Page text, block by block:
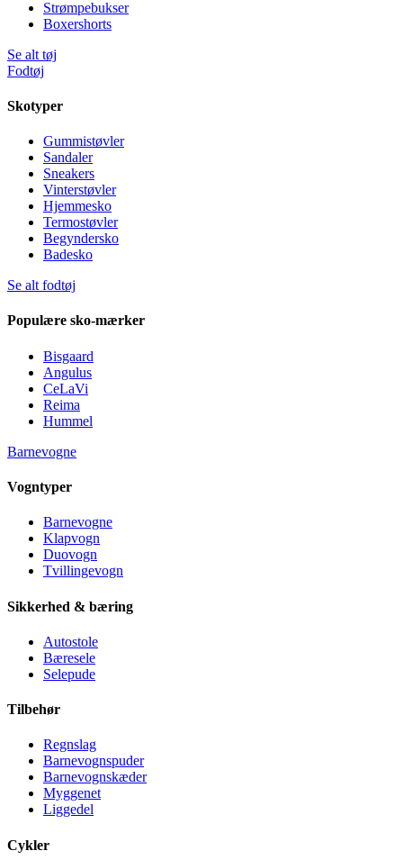
Strømpebukser
Boxershorts
Se alt tøj
Fodtøj
Skotyper
Gummistøvler
Sandaler
Sneakers
Vinterstøvler
Hjemmesko
Termostøvler
Begyndersko
Badesko
Se alt fodtøj
Populære sko-mærker
Bisgaard
Angulus
CeLaVi
Reima
Hummel
Barnevogne
Vogntyper
Barnevogne
Klapvogn
Duovogn
Tvillingevogn
Sikkerhed & bæring
Autostole
Bæresele
Selepude
Tilbehør
Regnslag
Barnevognspuder
Barnevognskæder
Myggenet
Liggedel
Cykler